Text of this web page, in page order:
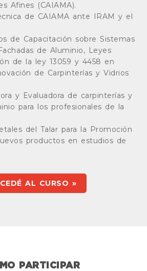
Afines (CAIAMA).
de CAIAMA ante IRAM y el
de Capacitación sobre Sistemas
de Aluminio, Leyes
de la ley 13059 y 4458 en
de Carpinterías y Vidrios
y Evaluadora de carpinterías y
para los profesionales de la
del Talar para la Promoción
productos en estudios de
AL CURSO »
PARTICIPAR